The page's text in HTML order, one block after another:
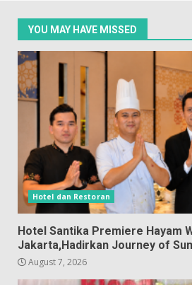
YOU MAY HAVE MISSED
Hotel dan Restoran
Hotel Santika Premiere Hayam
Jakarta,Hadirkan Journey of
August 7, 2026